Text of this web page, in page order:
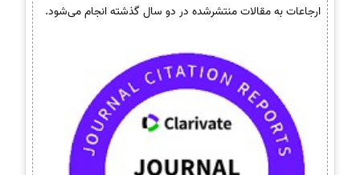
ارجاعات به مقالات منتشرشده در دو سال گذشته انجام می‌شود.